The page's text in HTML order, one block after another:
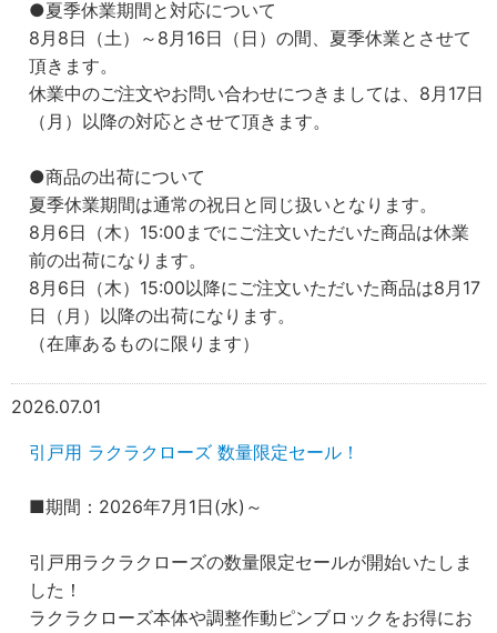
●夏季休業期間と対応について
8月8日（土）～8月16日（日）の間、夏季休業とさせて
頂きます。
休業中のご注文やお問い合わせにつきましては、8月17日
（月）以降の対応とさせて頂きます。
●商品の出荷について
夏季休業期間は通常の祝日と同じ扱いとなります。
8月6日（木）15:00までにご注文いただいた商品は休業
前の出荷になります。
8月6日（木）15:00以降にご注文いただいた商品は8月17
日（月）以降の出荷になります。
（在庫あるものに限ります）
2026.07.01
引戸用 ラクラクローズ 数量限定セール！
■期間：2026年7月1日(水)～
引戸用ラクラクローズの数量限定セールが開始いたしま
した！
ラクラクローズ本体や調整作動ピンブロックをお得にお